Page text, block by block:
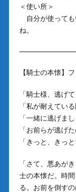
＜使い所＞
自分が使っても
ね。
【騎士の本懐】
「騎士様、逃げ
「私が耐えてい
「一緒に逃げまし
「お前らが逃げ
「きっと、きっと
「さて、悪あが
士の本懐だ。時
る。お前を倒すの